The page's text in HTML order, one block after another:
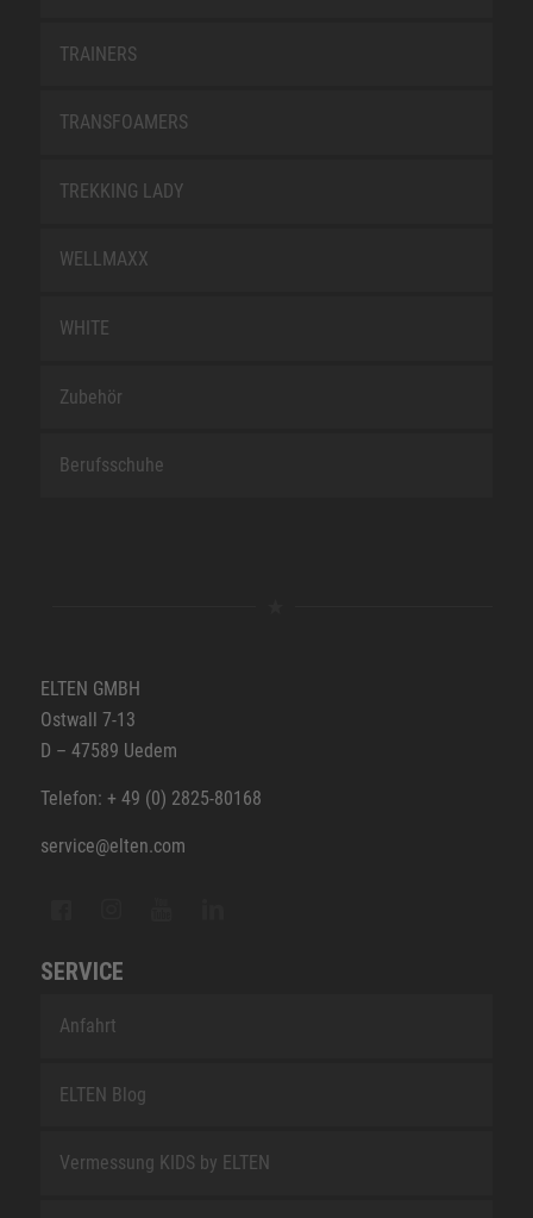
TRAINERS
TRANSFOAMERS
TREKKING LADY
WELLMAXX
WHITE
Zubehör
Berufsschuhe
ELTEN GMBH
Ostwall 7-13
D – 47589 Uedem
Telefon: + 49 (0) 2825-80168
service@elten.com
SERVICE
Anfahrt
ELTEN Blog
Vermessung KIDS by ELTEN